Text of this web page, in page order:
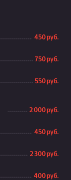
450 руб.
750 руб.
550 руб.
2 000 руб.
450 руб.
2 300 руб.
400 руб.